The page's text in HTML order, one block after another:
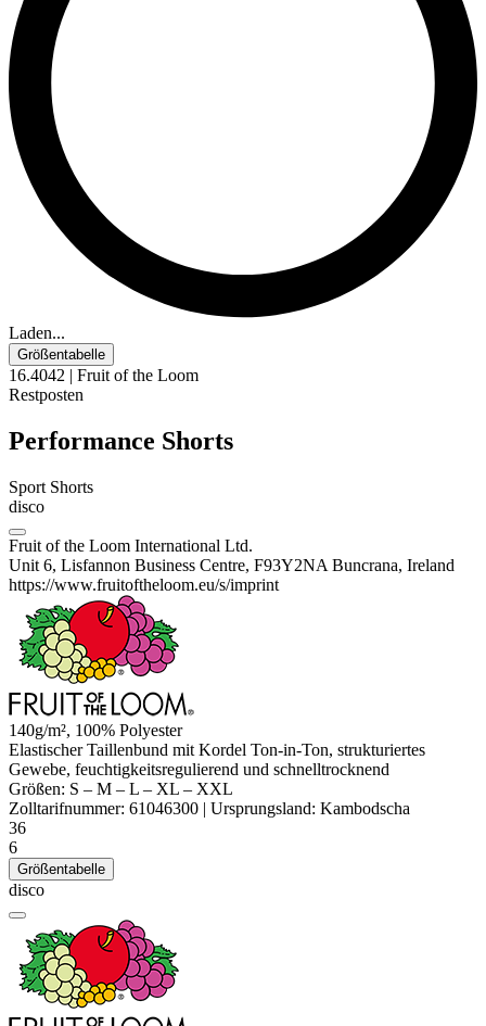
Laden...
Größentabelle
16.4042 | Fruit of the Loom
Restposten
Performance Shorts
Sport Shorts
disco
Fruit of the Loom International Ltd.
Unit 6, Lisfannon Business Centre, F93Y2NA Buncrana, Ireland
https://www.fruitoftheloom.eu/s/imprint
140g/m², 100% Polyester
Elastischer Taillenbund mit Kordel Ton-in-Ton, strukturiertes
Gewebe, feuchtigkeitsregulierend und schnelltrocknend
Größen: S – M – L – XL – XXL
Zolltarifnummer: 61046300 | Ursprungsland: Kambodscha
36
6
Größentabelle
disco